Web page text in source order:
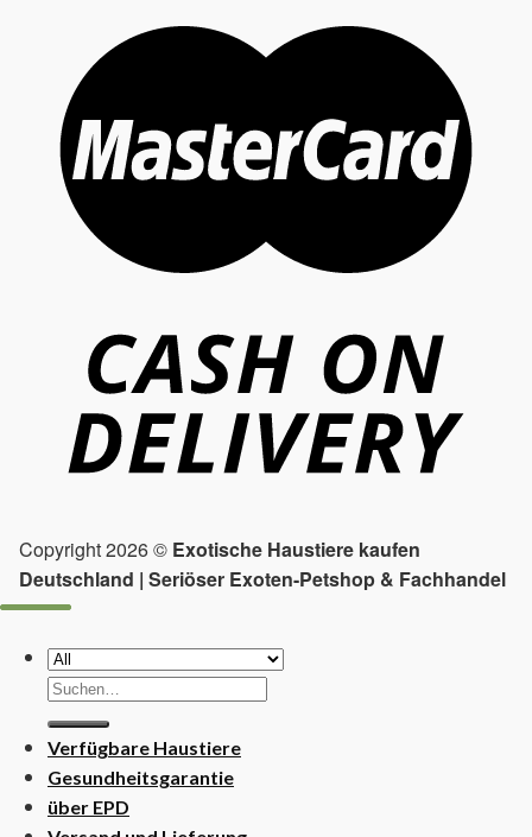
Copyright 2026 © Exotische Haustiere kaufen
Deutschland | Seriöser Exoten-Petshop & Fachhandel
Suchen
nach:
Verfügbare Haustiere
Gesundheitsgarantie
über EPD